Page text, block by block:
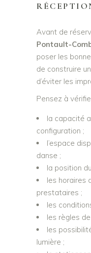
Avant de
Pontault-
poser les
de construire
d’éviter les
Pensez à
la capacité
configuration ;
l’espace
danse ;
la position
les horaires
prestataires ;
les
les règles
les
lumière ;